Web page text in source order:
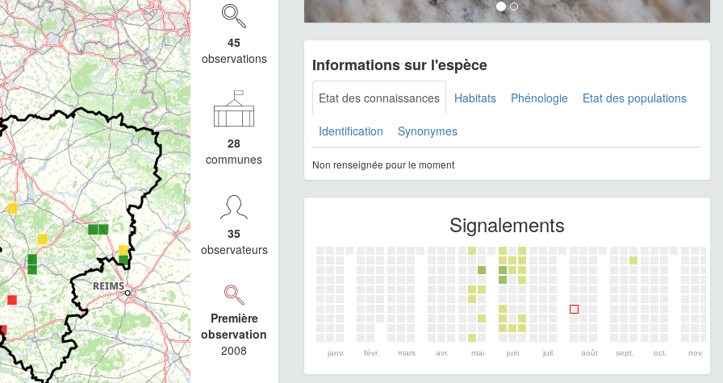
45
observations
28
communes
35
observateurs
Première
observation
2008
Informations sur l'espèce
Etat des connaissances Habitats Phénologie Etat des populations
Identification Synonymes
Non renseignée pour le moment
Signalements
janv. févr. mars avr. mai juin juil. août sept. oct. nov.